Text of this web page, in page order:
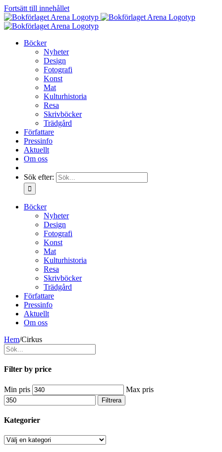
Fortsätt till innehållet
Böcker
Nyheter
Design
Fotografi
Konst
Mat
Kulturhistoria
Resa
Skrivböcker
Trädgård
Författare
Pressinfo
Aktuellt
Om oss
Sök efter:
Böcker
Nyheter
Design
Fotografi
Konst
Mat
Kulturhistoria
Resa
Skrivböcker
Trädgård
Författare
Pressinfo
Aktuellt
Om oss
Hem/Cirkus
Filter by price
Min pris Max pris
Filtrera
Kategorier